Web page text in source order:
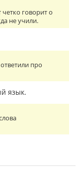
говорит о
не учили.
про
язык.